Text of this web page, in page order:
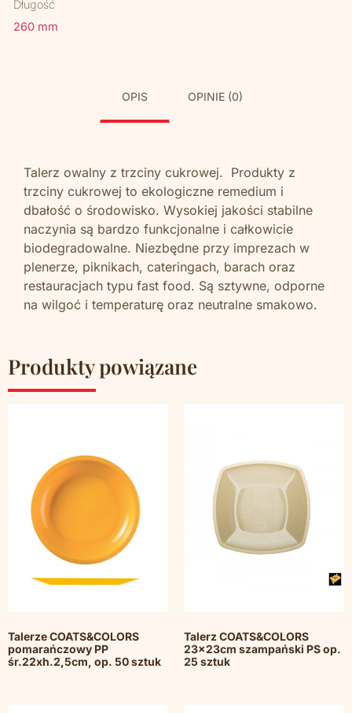
Długość
260 mm
OPIS OPINIE (0)
Talerz owalny z trzciny cukrowej. Produkty z
trzciny cukrowej to ekologiczne remedium i
dbałość o środowisko. Wysokiej jakości stabilne
naczynia są bardzo funkcjonalne i całkowicie
biodegradowalne. Niezbędne przy imprezach w
plenerze, piknikach, cateringach, barach oraz
restauracjach typu fast food. Są sztywne, odporne
na wilgoć i temperaturę oraz neutralne smakowo.
Produkty powiązane
Talerze COATS&COLORS
pomarańczowy PP
śr.22xh.2,5cm, op. 50 sztuk
Talerz COATS&COLORS
23x23cm szampański PS op.
25 sztuk